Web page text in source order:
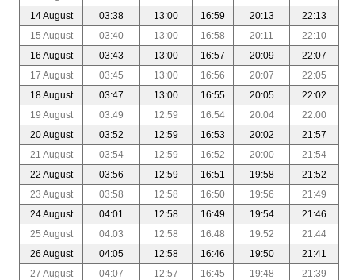
14 August
03:38 13:00 16:59 20:13
22:13
15 August
03:40 13:00 16:58 20:11
22:10
16 August
03:43 13:00 16:57 20:09
22:07
17 August
03:45 13:00 16:56 20:07
22:05
18 August
03:47 13:00 16:55 20:05
22:02
19 August
03:49 12:59 16:54 20:04
22:00
20 August
03:52 12:59 16:53 20:02
21:57
21 August
03:54 12:59 16:52 20:00
21:54
22 August
03:56 12:59 16:51 19:58
21:52
23 August
03:58 12:58 16:50 19:56
21:49
24 August
04:01 12:58 16:49 19:54
21:46
25 August
04:03 12:58 16:48 19:52
21:44
26 August
04:05 12:58 16:46 19:50
21:41
27 August
04:07 12:57 16:45 19:48
21:39